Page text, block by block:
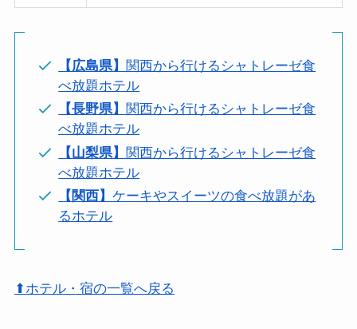
【広島県】 関西から行けるシャトレーゼ食
べ放題ホテル
【長野県】 関西から行けるシャトレーゼ食
べ放題ホテル
【山梨県】 関西から行けるシャトレーゼ食
べ放題ホテル
【関西】ケーキやスイーツの食べ放題があ
るホテル
⬆ホテル・宿の一覧へ戻る